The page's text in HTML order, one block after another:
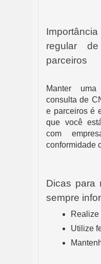
regular
parceiros
Manter
consulta de
e parceiros é
que você
com
conformidade
Dicas para
sempre
Utilize